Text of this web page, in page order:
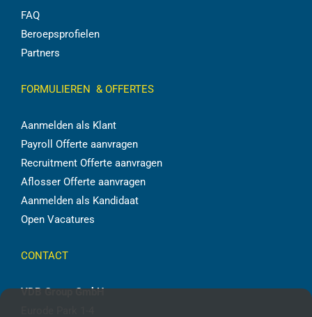
FAQ
Beroepsprofielen
Partners
FORMULIEREN & OFFERTES
Aanmelden als Klant
Payroll Offerte aanvragen
Recruitment Offerte aanvragen
Aflosser Offerte aanvragen
Aanmelden als Kandidaat
Open Vacatures
CONTACT
VDB Group GmbH